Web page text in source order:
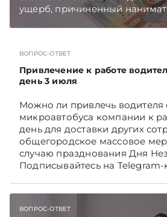
ущерб, причиненный
Подписывайтесь на
ВОПРОС-ОТВЕТ
Привлечение к работе
день 3 июля
Можно ли привлечь водителя
микроавтобуса компании к
день для доставки других
общегородское массовое
случаю празднования Дня
Подписывайтесь на
ВОПРОС-ОТВЕТ